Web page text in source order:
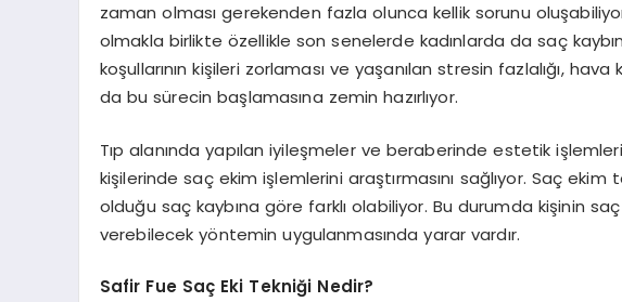
zaman olması gerekenden fazla olunca kellik sorunu
olmakla birlikte özellikle son senelerde kadınlarda da saç
koşullarının kişileri zorlaması ve yaşanılan stresin fazlalığı,
da bu sürecin başlamasına zemin hazırlıyor.
Tıp alanında yapılan iyileşmeler ve beraberinde estetik
kişilerinde saç ekim işlemlerini araştırmasını sağlıyor. Saç
olduğu saç kaybına göre farklı olabiliyor. Bu durumda kişinin
verebilecek yöntemin uygulanmasında yarar vardır.
Safir Fue Saç Eki Tekniği Nedir?